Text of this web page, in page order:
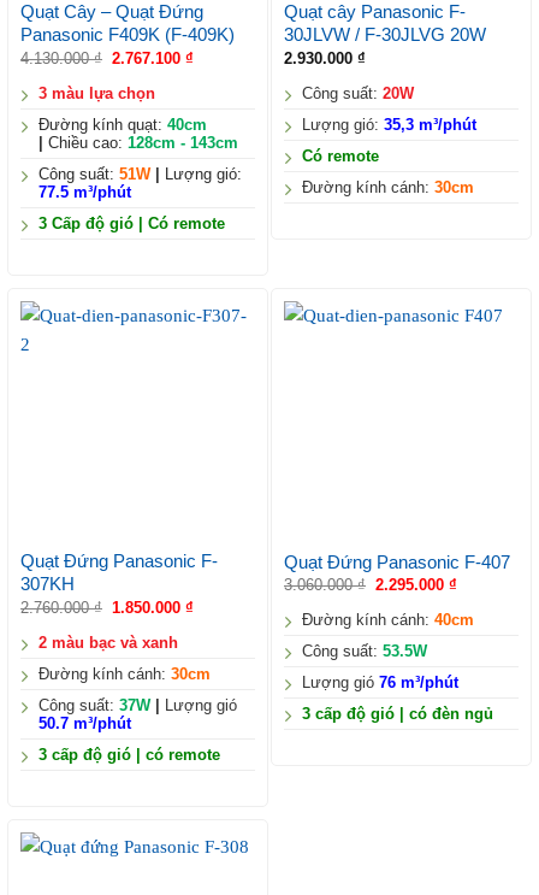
Quạt Cây – Quạt Đứng
Panasonic F409K (F-409K)
4.130.000₫ 2.767.100 ₫
3 màu lựa chọn
Đường kính quạt: 40cm
| Chiều cao: 128cm - 143cm
Công suất: 51W| Lượng gió:
77.5 m³/phút
3 Cấp độ gió | Có remote
Quạt cây Panasonic F-
30JLVW / F-30JLVG 20W
2.930.000 ₫
Công suất: 20W
Lượng gió: 35,3 m³/phút
Có remote
Đường kính cánh: 30cm
Quạt Đứng Panasonic F-
307KH
2.760.000₫ 1.850.000 ₫
2 màu bạc và xanh
Đường kính cánh: 30cm
Công suất: 37W|
Lượng gió
50.7 m³/phút
3 cấp độ gió | có remote
Quạt Đứng Panasonic F-407
3.060.000₫ 2.295.000 ₫
Đường kính cánh: 40cm
Công suất: 53.5W
Lượng gió 76 m³/phút
3 cấp độ gió | có đèn ngủ